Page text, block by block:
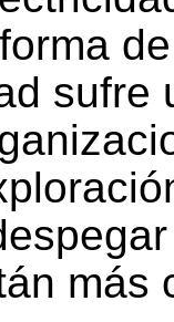
sufre
más